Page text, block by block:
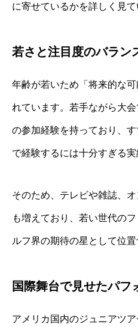
に寄せているかを詳しく見て
若さと注目度のバラン
年齢が若いため「将来的な
れています。若手ながら大
の参加経験を持っており、
で経験するには十分すぎる実
そのため、テレビや雑誌、
も増えており、若い世代の
ルフ界の期待の星として位置
国際舞台で見せたパフ
アメリカ国内のジュニアツ